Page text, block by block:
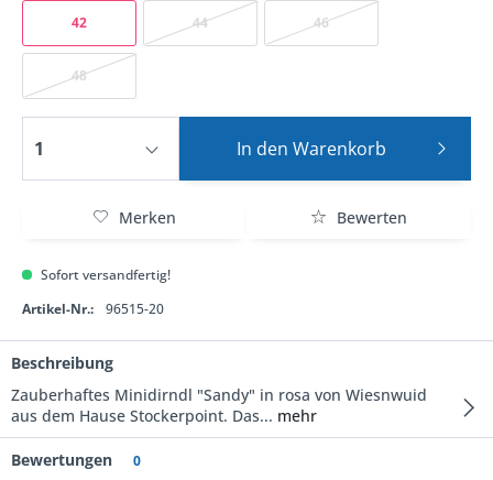
42 44 46
48
In den Warenkorb
Merken Bewerten
Sofort versandfertig!
Artikel-Nr.:
96515-20
Beschreibung
Zauberhaftes Minidirndl "Sandy" in rosa von Wiesnwuid
aus dem Hause Stockerpoint. Das... mehr
Bewertungen 0